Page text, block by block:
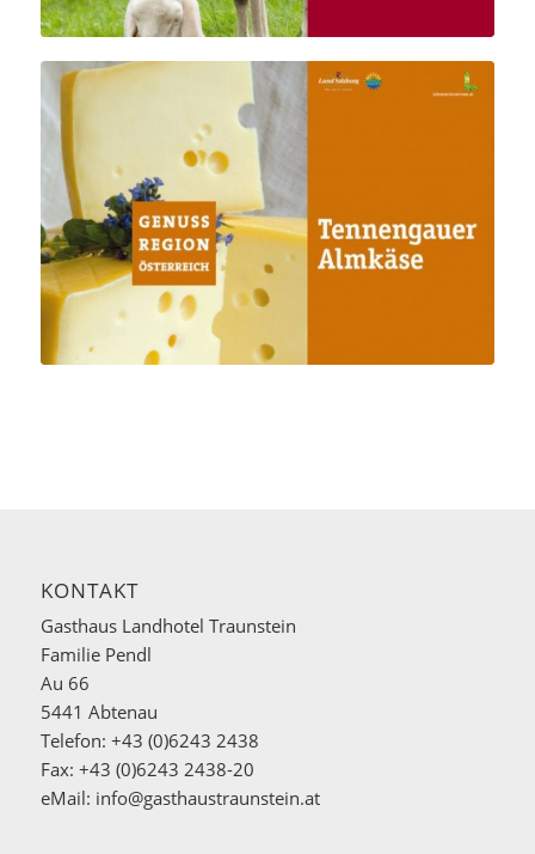
KONTAKT
Gasthaus Landhotel Traunstein
Familie Pendl
Au 66
5441 Abtenau
Telefon: +43 (0)6243 2438
Fax: +43 (0)6243 2438-20
eMail: info@gasthaustraunstein.at